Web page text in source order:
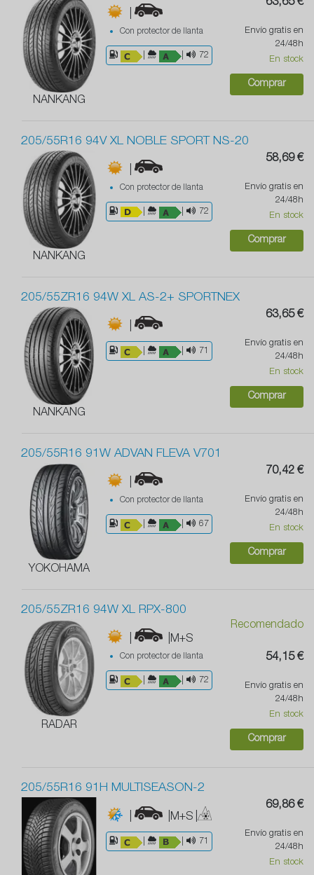
NANKANG
|
Con protector de llanta
72
63,65 €
Envío gratis en
24/48h
En stock
Comprar
205/55R16 94V XL NOBLE SPORT NS-20
NANKANG
|
Con protector de llanta
72
58,69 €
Envío gratis en
24/48h
En stock
Comprar
205/55ZR16 94W XL AS-2+ SPORTNEX
NANKANG
|
71
63,65 €
Envío gratis en
24/48h
En stock
Comprar
205/55R16 91W ADVAN FLEVA V701
YOKOHAMA
|
Con protector de llanta
67
70,42 €
Envío gratis en
24/48h
En stock
Comprar
205/55ZR16 94W XL RPX-800
RADAR
| |M+S
Con protector de llanta
72
Recomendado
54,15 €
Envío gratis en
24/48h
En stock
Comprar
205/55R16 91H MULTISEASON-2
| |M+S |
71
69,86 €
Envío gratis en
24/48h
En stock